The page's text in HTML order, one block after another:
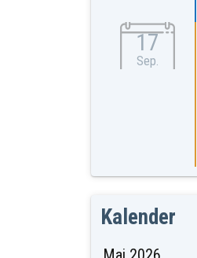
17
Sep.
Kalender